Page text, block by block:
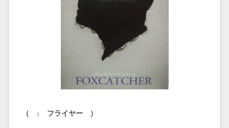
（ ↓ フライヤー ）